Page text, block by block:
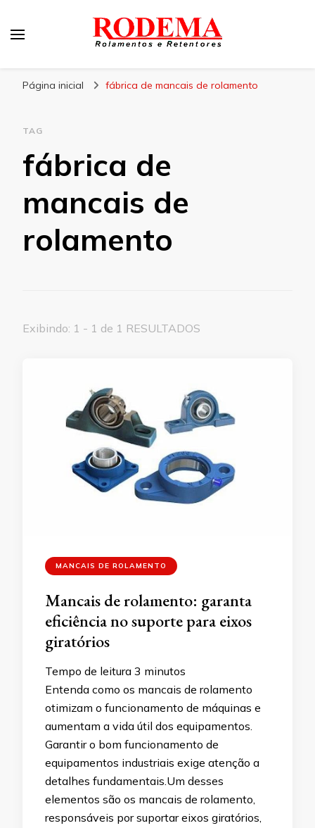
Página inicial fábrica de mancais de rolamento
TAG
fábrica de
mancais de
rolamento
Exibindo: 1 - 1 de 1 RESULTADOS
MANCAIS DE ROLAMENTO
Mancais de rolamento: garanta
eficiência no suporte para eixos
giratórios
Tempo de leitura 3 minutos
Entenda como os mancais de rolamento
otimizam o funcionamento de máquinas e
aumentam a vida útil dos equipamentos.
Garantir o bom funcionamento de
equipamentos industriais exige atenção a
detalhes fundamentais.Um desses
elementos são os mancais de rolamento,
responsáveis por suportar eixos giratórios,